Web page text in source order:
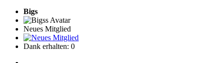
Bigs
Neues Mitglied
Dank erhalten: 0